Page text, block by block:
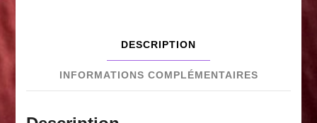
DESCRIPTION
INFORMATIONS COMPLÉMENTAIRES